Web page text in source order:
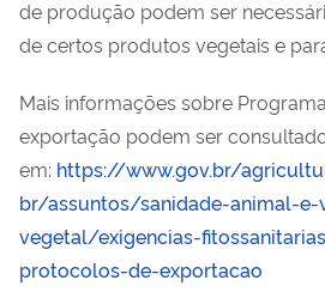
de produção podem ser
de certos produtos vegetais e
Mais informações sobre
exportação podem ser
em: https://www.gov.br/
br/assuntos/sanidade-animal-
vegetal/exigencias-
protocolos-de-exportacao